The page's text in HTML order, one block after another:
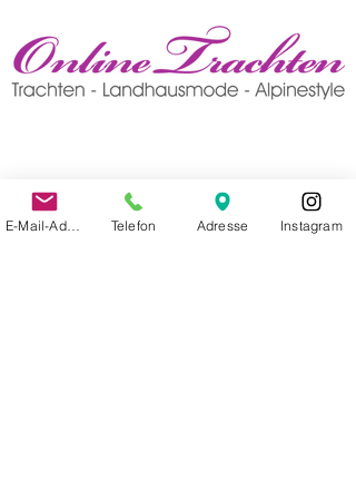
E-Mail-Adresse Telefon Adresse Instagram